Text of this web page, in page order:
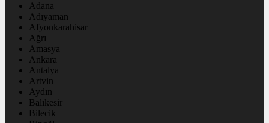
Adana
Adıyaman
Afyonkarahisar
Ağrı
Amasya
Ankara
Antalya
Artvin
Aydın
Balıkesir
Bilecik